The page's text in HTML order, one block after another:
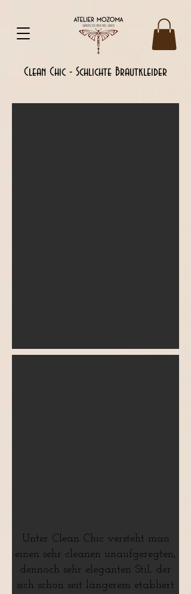
Clean Chic - Schlichte Brautkleider
Unter Clean Chic versteht man
einen sehr cleanen unaufgeregten,
dennoch sehr eleganten Stil, der
sich schon seit längerem etabliert